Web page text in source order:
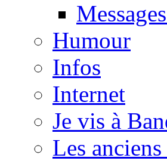
Humour
Infos
Internet
Je vis à
Les anciens